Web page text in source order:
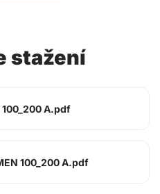
stažení
100_200 A.pdf
100_200 A.pdf